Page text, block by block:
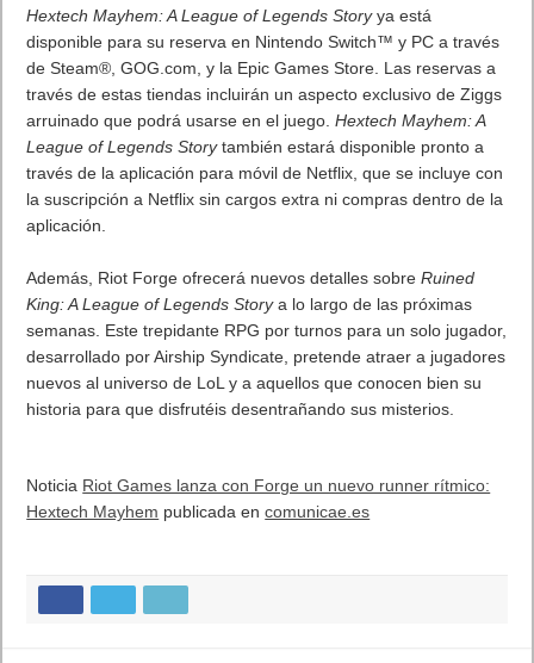
Hextech Mayhem: A League of Legends Story ya está
disponible para su reserva en Nintendo Switch™ y PC a través
de Steam®, GOG.com, y la Epic Games Store. Las reservas a
través de estas tiendas incluirán un aspecto exclusivo de Ziggs
arruinado que podrá usarse en el juego.
Hextech Mayhem: A
League of Legends Story
también estará disponible pronto a
través de la aplicación para móvil de Netflix, que se incluye con
la suscripción a Netflix sin cargos extra ni compras dentro de la
aplicación.
Además, Riot Forge ofrecerá nuevos detalles sobre
King: A League of Legends Story
a lo largo de las próximas
semanas. Este trepidante RPG por turnos para un solo jugador,
desarrollado por Airship Syndicate, pretende atraer a jugadores
nuevos al universo de LoL y a aquellos que conocen bien su
historia para que disfrutéis desentrañando sus misterios.
Riot Games lanza con Forge un nuevo runner rítmico:
Hextech Mayhem
publicada en